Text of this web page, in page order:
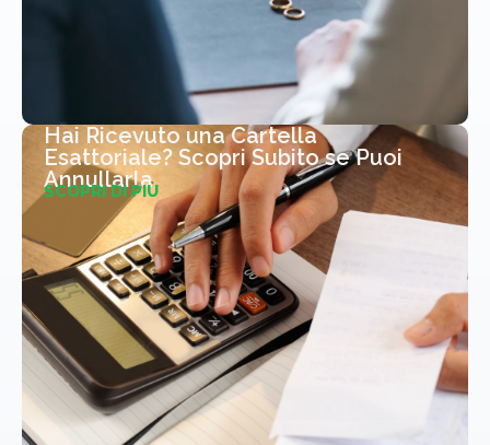
Hai Ricevuto una Cartella
Esattoriale? Scopri Subito se Puoi
Annullarla
SCOPRI DI PIÙ